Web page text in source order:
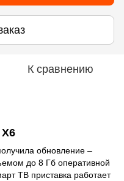
К сравнению
обновление –
до 8 Гб оперативной
ТВ приставка работает